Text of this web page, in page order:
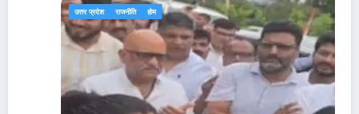
उत्तर प्रदेश राजनीति होम